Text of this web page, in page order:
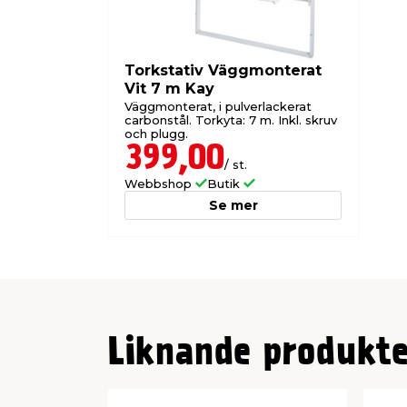
Torkstativ Väggmonterat
Vit 7 m Kay
Väggmonterat, i pulverlackerat
carbonstål. Torkyta: 7 m. Inkl. skruv
och plugg.
399,00/ st.
Webbshop
Butik
Se mer
Liknande